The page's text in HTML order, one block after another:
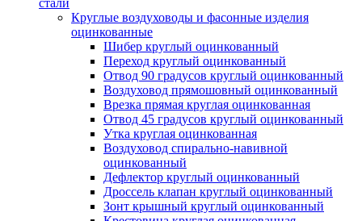
Круглые воздуховоды и фасонные изделия
оцинкованные
Шибер круглый оцинкованный
Переход круглый оцинкованный
Отвод 90 градусов круглый оцинкованный
Воздуховод прямошовный оцинкованный
Врезка прямая круглая оцинкованная
Отвод 45 градусов круглый оцинкованный
Утка круглая оцинкованная
Воздуховод спирально-навивной
оцинкованный
Дефлектор круглый оцинкованный
Дроссель клапан круглый оцинкованный
Зонт крышный круглый оцинкованный